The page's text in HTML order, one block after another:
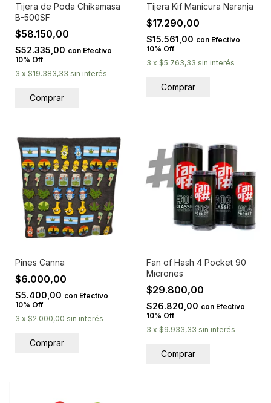
Tijera de Poda Chikamasa
B-500SF
$58.150,00
$52.335,00 con Efectivo
10% Off
3 x $19.383,33 sin interés
Tijera Kif Manicura Naranja
$17.290,00
$15.561,00 con Efectivo
10% Off
3 x $5.763,33 sin interés
Pines Canna
$6.000,00
$5.400,00 con Efectivo
10% Off
3 x $2.000,00 sin interés
Fan of Hash 4 Pocket 90
Micrones
$29.800,00
$26.820,00 con Efectivo
10% Off
3 x $9.933,33 sin interés